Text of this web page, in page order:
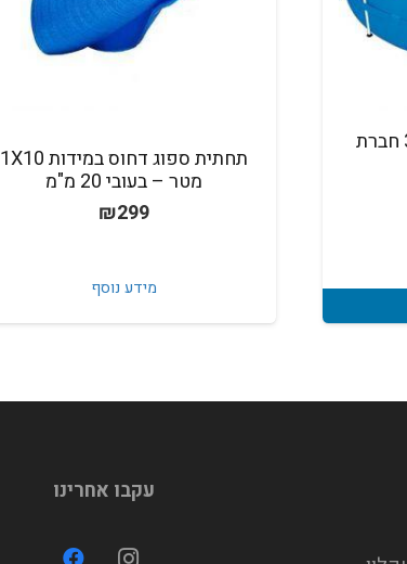
כיסוי לבריכה בקוטר 366 חברת
תחתית ספוג דחוס במידות 1X10
מטר – בעובי 20 מ"מ
₪299
מידע נוסף
עקבו אחרינו